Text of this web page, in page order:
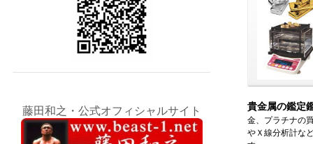
貴金属の鑑定
金、プラチナの
やＸ線分析計な
藤田和之・公式オフィシャルサイト